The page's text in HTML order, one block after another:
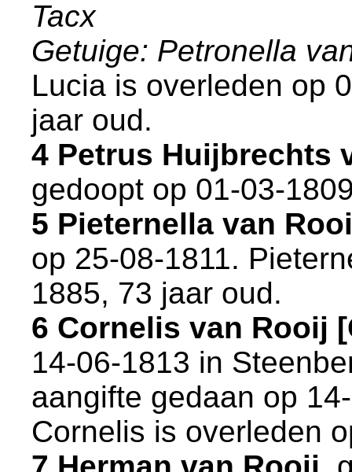
Tacx
Getuige: Petronella
Lucia is overleden op
jaar oud.
4 Petrus Huijbrechts
gedoopt op 01-03-
5 Pieternella van
op 25-08-1811.
1885, 73 jaar oud.
6 Cornelis van Rooij
14-06-1813 in
aangifte gedaan op
Cornelis is overleden